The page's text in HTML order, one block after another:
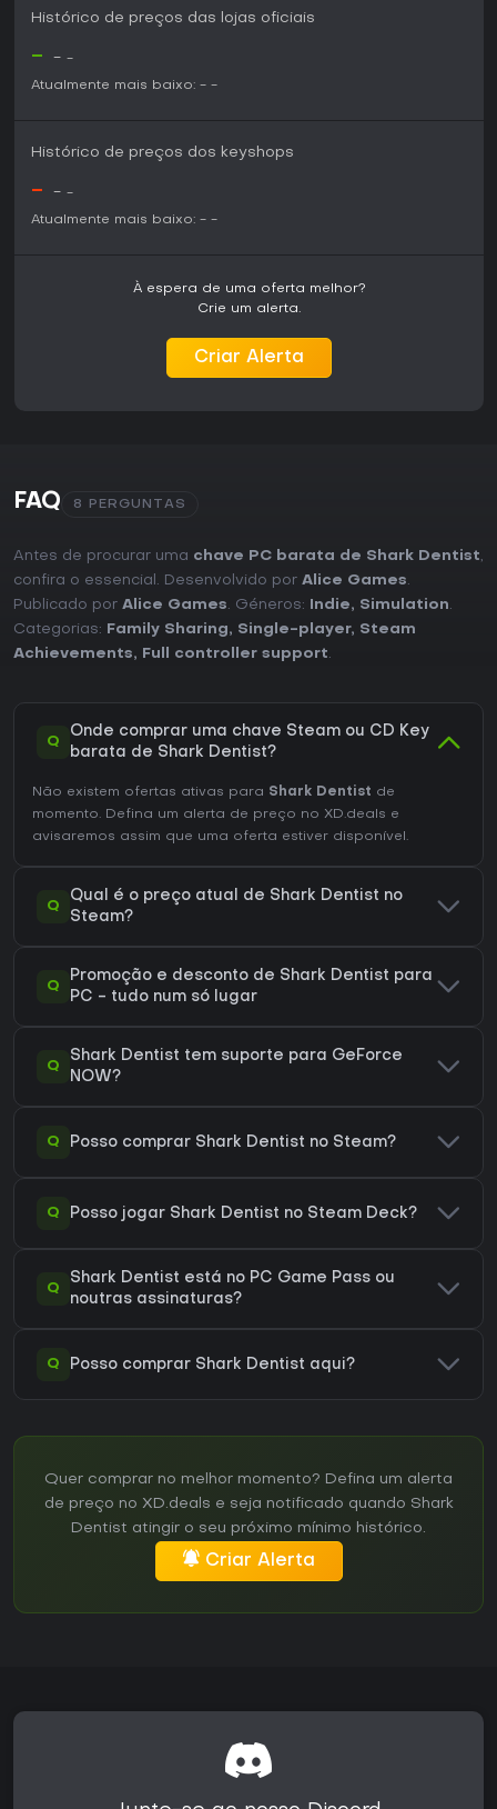
Histórico de preços das lojas oficiais
- - -
Atualmente mais baixo: - -
Histórico de preços dos keyshops
- - -
Atualmente mais baixo: - -
À espera de uma oferta melhor?
Crie um alerta.
Criar Alerta
FAQ 8 PERGUNTAS
Antes de procurar uma chave PC barata de Shark Dentist,
confira o essencial. Desenvolvido por Alice Games.
Publicado por Alice Games. Géneros: Indie, Simulation.
Categorias:
Family Sharing, Single-player, Steam
Achievements, Full controller support.
Q
Onde comprar uma chave Steam ou CD Key
barata de Shark Dentist?
Não existem ofertas ativas para Shark Dentist de
momento. Defina um alerta de preço no XD.deals e
avisaremos assim que uma oferta estiver disponível.
Q
Qual é o preço atual de Shark Dentist no
Steam?
Q
Promoção e desconto de Shark Dentist para
PC - tudo num só lugar
Q
Shark Dentist tem suporte para GeForce
NOW?
Q Posso comprar Shark Dentist no Steam?
Q Posso jogar Shark Dentist no Steam Deck?
Q
Shark Dentist está no PC Game Pass ou
noutras assinaturas?
Q Posso comprar Shark Dentist aqui?
Quer comprar no melhor momento? Defina um alerta
de preço no XD.deals e seja notificado quando Shark
Dentist atingir o seu próximo mínimo histórico.
Criar Alerta